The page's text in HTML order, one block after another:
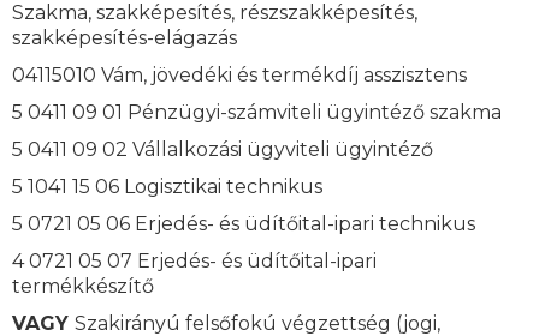
Szakma, szakképesítés, részszakképesítés,
szakképesítés-elágazás
04115010 Vám, jövedéki és termékdíj asszisztens
5 0411 09 01 Pénzügyi-számviteli ügyintéző szakma
5 0411 09 02 Vállalkozási ügyviteli ügyintéző
5 1041 15 06 Logisztikai technikus
5 0721 05 06 Erjedés- és üdítőital-ipari technikus
4 0721 05 07 Erjedés- és üdítőital-ipari
termékkészítő
VAGY Szakirányú felsőfokú végzettség (jogi,